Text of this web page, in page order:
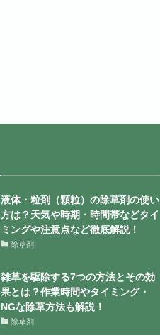
液体・粒剤（顆粒）の除草剤の使い
方は？天気や時期・時間帯などタイ
ミングや注意点など徹底解説！
除草剤
雑草を駆除する7つの方法とその効
果とは？作業時間やタイミング・
NGな除草方法も解説！
除草剤